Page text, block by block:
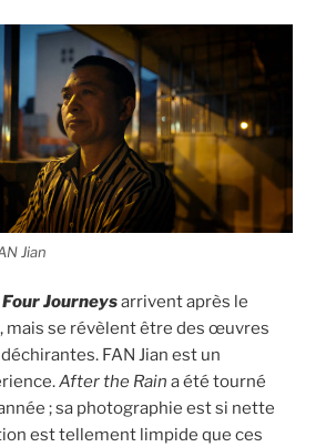
Jian
Four Journeysarrivent après le
mais se révèlent être des œuvres
FAN Jian est un
After the Rain a été tourné
; sa photographie est si nette
est tellement limpide que ces